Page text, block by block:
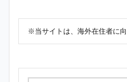
※当サイトは、海外在住者に向